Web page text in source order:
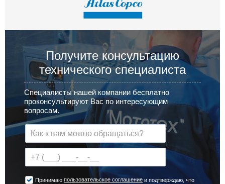
Получите консультацию
технического специалиста
Специалисты нашей компании бесплатно
проконсультируют Вас по интересующим
вопросам.
Принимаюпользовательское соглашение и подтверждаю, что